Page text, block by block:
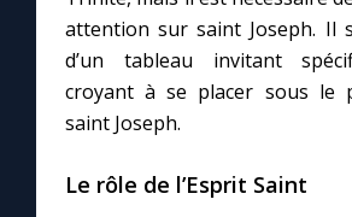
attention sur saint Joseph. Il
d’un tableau invitant
croyant à se placer sous le
saint Joseph.
Le rôle de l’Esprit Saint